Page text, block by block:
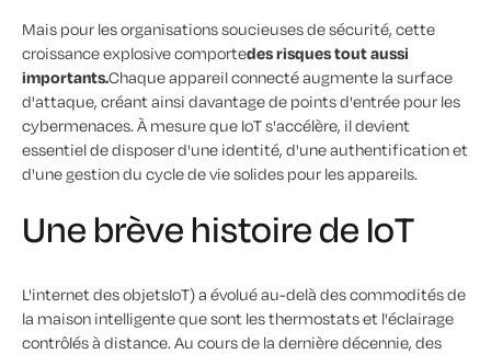
Mais pour les organisations soucieuses de sécurité, cette
croissance explosive comportedes risques tout aussi
importants.Chaque appareil connecté augmente la surface
d'attaque, créant ainsi davantage de points d'entrée pour les
cybermenaces. À mesure que IoT s'accélère, il devient
essentiel de disposer d'une identité, d'une authentification et
d'une gestion du cycle de vie solides pour les appareils.
Une brève histoire de IoT
L'internet des objetsIoT) a évolué au-delà des commodités de
la maison intelligente que sont les thermostats et l'éclairage
contrôlés à distance. Au cours de la dernière décennie, des